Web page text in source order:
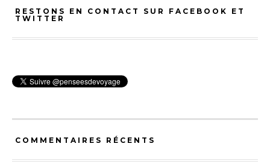
RESTONS EN CONTACT SUR FACEBOOK ET
TWITTER
COMMENTAIRES RÉCENTS